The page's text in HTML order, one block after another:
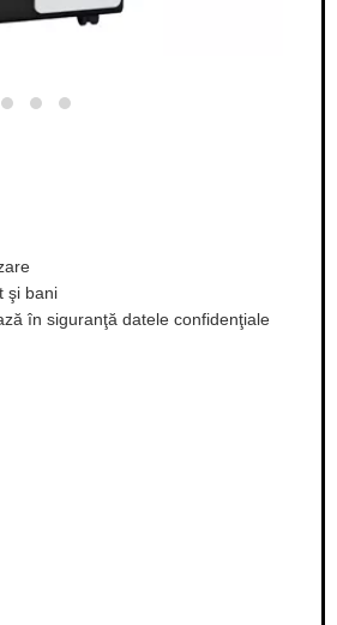
şi bani
în siguranţă datele confidenţiale